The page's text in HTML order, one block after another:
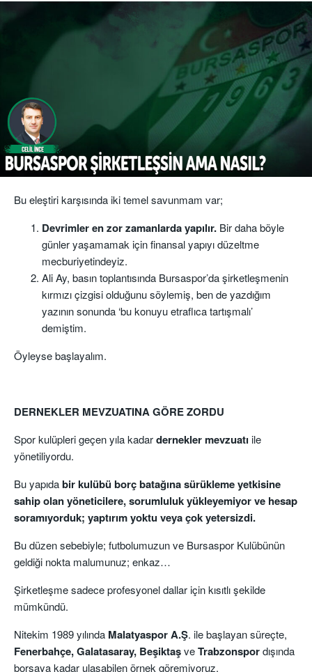
Bu eleştiri karşısında iki temel savunmam var;
Devrimler en zor zamanlarda yapılır. Bir daha böyle
günler yaşamamak için finansal yapıyı düzeltme
mecburiyetindeyiz.
Ali Ay, basın toplantısında Bursaspor’da şirketleşmenin
kırmızı çizgisi olduğunu söylemiş, ben de yazdığım
yazının sonunda ‘bu konuyu etraflıca tartışmalı’
demiştim.
Öyleyse başlayalım.
DERNEKLER MEVZUATINA GÖRE ZORDU
Spor kulüpleri geçen yıla kadardernekler mevzuatı ile
yönetiliyordu.
Bu yapıdabir kulübü borç batağına sürükleme yetkisine
sahip olan yöneticilere, sorumluluk yükleyemiyor ve hesap
soramıyorduk; yaptırım yoktu veya çok yetersizdi.
Bu düzen sebebiyle; futbolumuzun ve Bursaspor Kulübünün
geldiği nokta malumunuz; enkaz…
Şirketleşme sadece profesyonel dallar için kısıtlı şekilde
mümkündü.
Nitekim 1989 yılında Malatyaspor A.Ş. ile başlayan süreçte,
Fenerbahçe, Galatasaray, BeşiktaşveTrabzonspordışında
borsaya kadar ulaşabilen örnek göremiyoruz.